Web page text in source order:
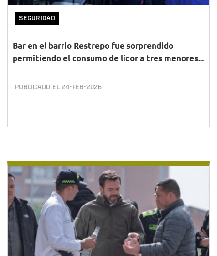
SEGURIDAD
Bar en el barrio Restrepo fue sorprendido
permitiendo el consumo de licor a tres menores...
PUBLICADO EL 24•FEB•2026